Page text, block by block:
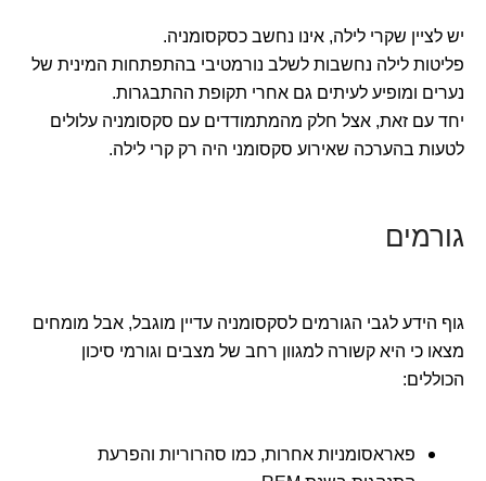
יש לציין שקרי לילה, אינו נחשב כסקסומניה.
פליטות לילה נחשבות לשלב נורמטיבי בהתפתחות המינית של
נערים ומופיע לעיתים גם אחרי תקופת ההתבגרות.
יחד עם זאת, אצל חלק מהמתמודדים עם סקסומניה עלולים
לטעות בהערכה שאירוע סקסומני היה רק קרי לילה.
גורמים
גוף הידע לגבי הגורמים לסקסומניה עדיין מוגבל, אבל מומחים
מצאו כי היא קשורה למגוון רחב של מצבים וגורמי סיכון
הכוללים:
פאראסומניות אחרות, כמו סהרוריות והפרעת